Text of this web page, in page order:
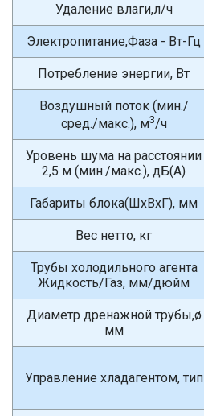
Удаление влаги,л/ч
Электропитание,Фаза - Вт-Гц
Потребление энергии, Вт
Воздушный поток (мин./
сред./макс.), м3/ч
Уровень шума на расстоянии
2,5 м (мин./макс.), дБ(A)
Габариты блока(ШxВxГ), мм
Вес нетто, кг
Трубы холодильного агента
Жидкость/Газ, мм/дюйм
Диаметр дренажной трубы,ø
мм
Управление хладагентом, тип